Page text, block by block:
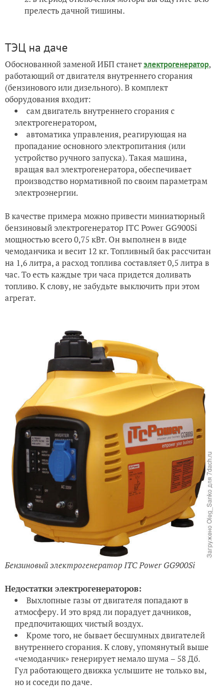
прелесть дачной тишины.
ТЭЦ на даче
Обоснованной заменой ИБП станетэлектрогенератор,
работающий от двигателя внутреннего сгорания
(бензинового или дизельного). В комплект
оборудования входит:
сам двигатель внутреннего сгорания с
электрогенератором,
автоматика управления, реагирующая на
пропадание основного электропитания (или
устройство ручного запуска). Такая машина,
вращая вал электрогенератора, обеспечивает
производство нормативной по своим параметрам
электроэнергии.
В качестве примера можно привести миниатюрный
бензиновый электрогенератор ITC Power GG900Si
мощностью всего 0,75 кВт. Он выполнен в виде
чемоданчика и весит 12 кг. Топливный бак рассчитан
на 1,6 литра, а расход топлива составляет 0,5 литра в
час. То есть каждые три часа придется доливать
топливо. К слову, не забудьте выключить при этом
агрегат.
Бензиновый электрогенератор ITC Power GG900Si
Недостатки электрогенераторов:
Выхлопные газы от двигателя попадают в
атмосферу. И это вряд ли порадует дачников,
предпочитающих чистый воздух.
Кроме того, не бывает бесшумных двигателей
внутреннего сгорания. К слову, упомянутый выше
«чемоданчик» генерирует немало шума – 58 Дб.
Гул работающего движка услышите не только вы,
но и соседи по даче.